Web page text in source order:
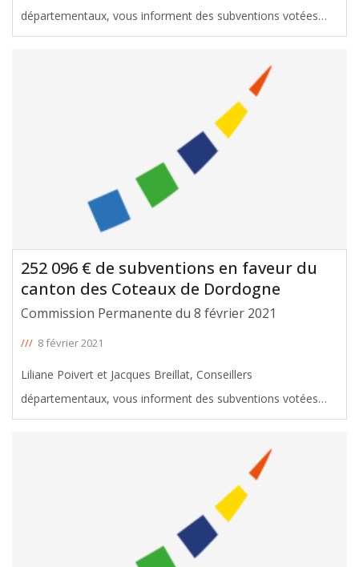
départementaux, vous informent des subventions votées
avec leur soutien en faveur du canton des Coteaux de
Dordogne, lors de la Commission permanente du 12 avril
252 096 € de subventions en faveur du
canton des Coteaux de Dordogne
Commission Permanente du 8 février 2021
/// 8 février 2021
Liliane Poivert et Jacques Breillat, Conseillers
départementaux, vous informent des subventions votées
avec leur soutien en faveur du canton des Coteaux de
Dordogne, lors de la Commission permanente du 8 février